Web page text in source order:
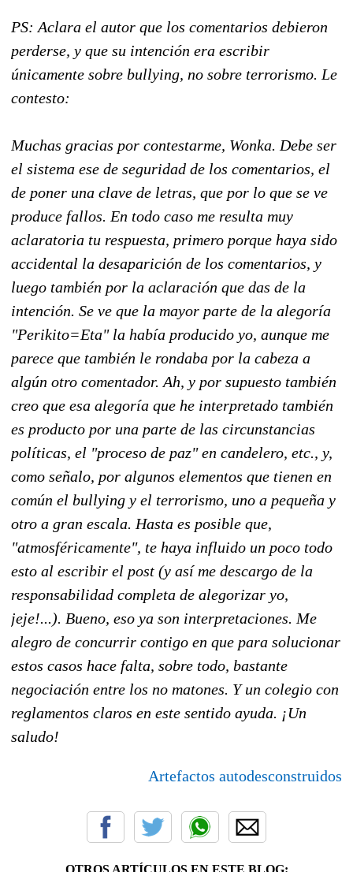
PS: Aclara el autor que los comentarios debieron
perderse, y que su intención era escribir
únicamente sobre bullying, no sobre terrorismo. Le
contesto:
Muchas gracias por contestarme, Wonka. Debe ser
el sistema ese de seguridad de los comentarios, el
de poner una clave de letras, que por lo que se ve
produce fallos. En todo caso me resulta muy
aclaratoria tu respuesta, primero porque haya sido
accidental la desaparición de los comentarios, y
luego también por la aclaración que das de la
intención. Se ve que la mayor parte de la alegoría
"Perikito=Eta" la había producido yo, aunque me
parece que también le rondaba por la cabeza a
algún otro comentador. Ah, y por supuesto también
creo que esa alegoría que he interpretado también
es producto por una parte de las circunstancias
políticas, el "proceso de paz" en candelero, etc., y,
como señalo, por algunos elementos que tienen en
común el bullying y el terrorismo, uno a pequeña y
otro a gran escala. Hasta es posible que,
"atmosféricamente", te haya influido un poco todo
esto al escribir el post (y así me descargo de la
responsabilidad completa de alegorizar yo,
jeje!...). Bueno, eso ya son interpretaciones. Me
alegro de concurrir contigo en que para solucionar
estos casos hace falta, sobre todo, bastante
negociación entre los no matones. Y un colegio con
reglamentos claros en este sentido ayuda. ¡Un
saludo!
Artefactos autodesconstruidos
OTROS ARTÍCULOS EN ESTE BLOG: